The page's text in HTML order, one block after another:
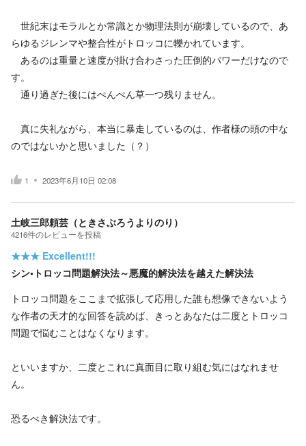
世紀末はモラルとか常識とか物理法則が崩壊しているので、あ
らゆるジレンマや整合性がトロッコに轢かれています。
あるのは重量と速度が掛け合わさった圧倒的パワーだけなので
す。
通り過ぎた後にはぺんぺん草一つ残りません。
真に失礼ながら、本当に暴走しているのは、作者様の頭の中な
のではないかと思いました（？）
1 2023年6月10日 02:08
土岐三郎頼芸（ときさぶろうよりのり）
4216件のレビューを投稿
★★★ Excellent!!!
シン•トロッコ問題解決法～悪魔的解決法を越えた解決法
トロッコ問題をここまで拡張して応用した誰も想像できないよう
な作者の天才的な回答を読めば、きっとあなたは二度とトロッコ
問題で悩むことはなくなります。
といいますか、二度とこれに真面目に取り組む気にはなれませ
ん。
恐るべき解決法です。